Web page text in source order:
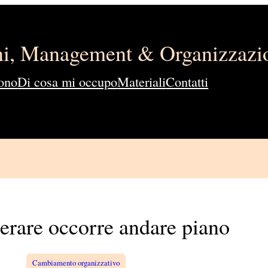
Management &
Di cosa mi occupoMaterialiContatti
occorre andare piano
Cambiamento organizzativo